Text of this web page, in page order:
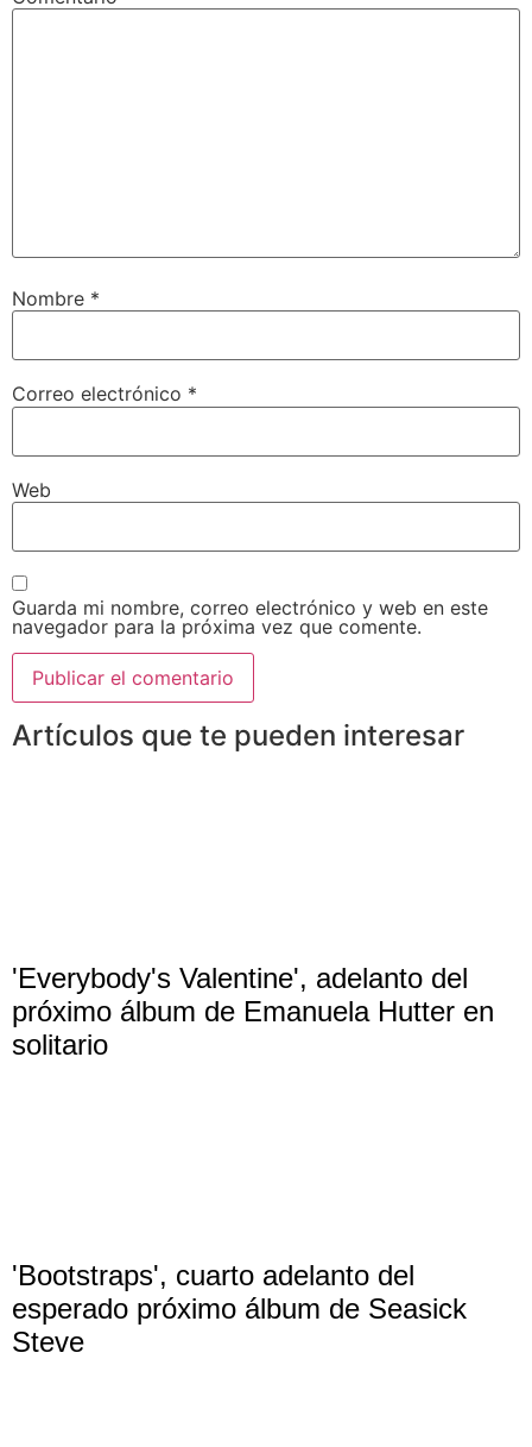
Nombre *
Correo electrónico *
Web
Guarda mi nombre, correo electrónico y web en este
navegador para la próxima vez que comente.
Artículos que te pueden interesar
'Everybody's Valentine', adelanto del
próximo álbum de Emanuela Hutter en
solitario
'Bootstraps', cuarto adelanto del
esperado próximo álbum de Seasick
Steve